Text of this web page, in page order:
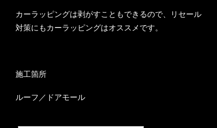
カーラッピングは剥がすこともできるので、リセール
対策にもカーラッピングはオススメです。
施工箇所
ルーフ／ドアモール